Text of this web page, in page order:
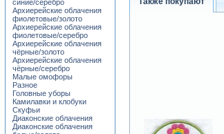
синие/серебро
Архиерейские облачения
фиолетовые/золото
Архиерейские облачения
фиолетовые/серебро
Архиерейские облачения
чёрные/золото
Архиерейские облачения
чёрные/серебро
Малые омофоры
Разное
Головные уборы
Камилавки и клобуки
Скуфьи
Диаконские облачения
Диаконские облачения